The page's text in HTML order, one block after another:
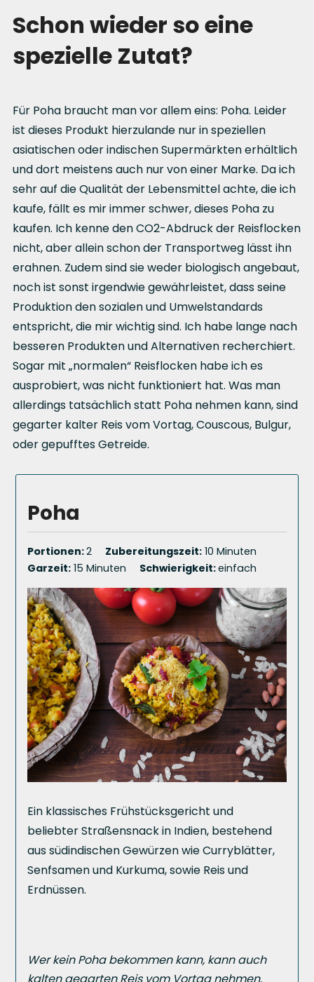
Schon wieder so eine
spezielle Zutat?
Für Poha braucht man vor allem eins: Poha. Leider
ist dieses Produkt hierzulande nur in speziellen
asiatischen oder indischen Supermärkten erhältlich
und dort meistens auch nur von einer Marke. Da ich
sehr auf die Qualität der Lebensmittel achte, die ich
kaufe, fällt es mir immer schwer, dieses Poha zu
kaufen. Ich kenne den CO2-Abdruck der Reisflocken
nicht, aber allein schon der Transportweg lässt ihn
erahnen. Zudem sind sie weder biologisch angebaut,
noch ist sonst irgendwie gewährleistet, dass seine
Produktion den sozialen und Umwelstandards
entspricht, die mir wichtig sind. Ich habe lange nach
besseren Produkten und Alternativen recherchiert.
Sogar mit „normalen“ Reisflocken habe ich es
ausprobiert, was nicht funktioniert hat. Was man
allerdings tatsächlich statt Poha nehmen kann, sind
gegarter kalter Reis vom Vortag, Couscous, Bulgur,
oder gepufftes Getreide.
Poha
Portionen:2 Zubereitungszeit: 10 Minuten
Garzeit: 15 Minuten Schwierigkeit:einfach
Ein klassisches Frühstücksgericht und
beliebter Straßensnack in Indien, bestehend
aus südindischen Gewürzen wie Curryblätter,
Senfsamen und Kurkuma, sowie Reis und
Erdnüssen.
Wer kein Poha bekommen kann, kann auch